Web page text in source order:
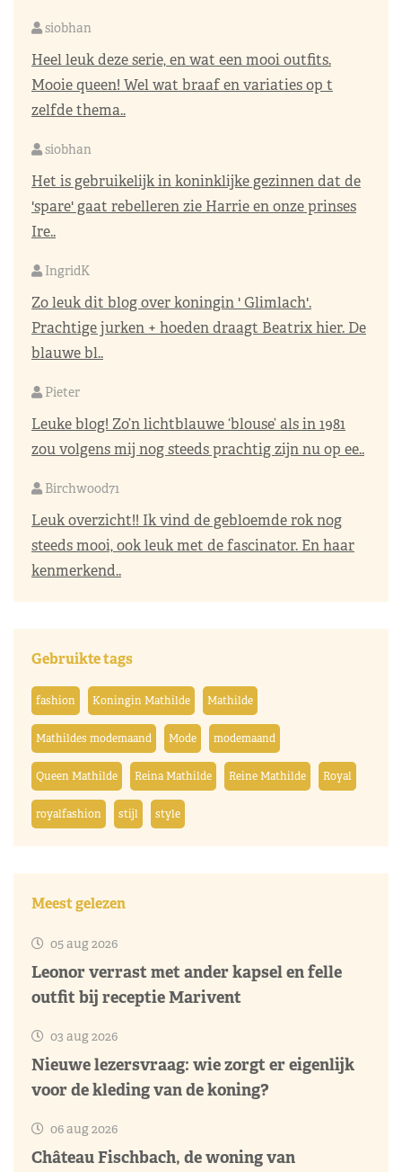
siobhan
Heel leuk deze serie, en wat een mooi outfits.
Mooie queen! Wel wat braaf en variaties op t
zelfde thema..
siobhan
Het is gebruikelijk in koninklijke gezinnen dat de
'spare' gaat rebelleren zie Harrie en onze prinses
Ire..
IngridK
Zo leuk dit blog over koningin ' Glimlach'.
Prachtige jurken + hoeden draagt Beatrix hier. De
blauwe bl..
Pieter
Leuke blog! Zo’n lichtblauwe ‘blouse’ als in 1981
zou volgens mij nog steeds prachtig zijn nu op ee..
Birchwood71
Leuk overzicht!! Ik vind de gebloemde rok nog
steeds mooi, ook leuk met de fascinator. En haar
kenmerkend..
Gebruikte tags
fashion Koningin Mathilde Mathilde
Mathildes modemaand Mode modemaand
Queen Mathilde Reina Mathilde Reine Mathilde Royal
royalfashion stijl style
Meest gelezen
05 aug 2026
Leonor verrast met ander kapsel en felle
outfit bij receptie Marivent
03 aug 2026
Nieuwe lezersvraag: wie zorgt er eigenlijk
voor de kleding van de koning?
06 aug 2026
Château Fischbach, de woning van